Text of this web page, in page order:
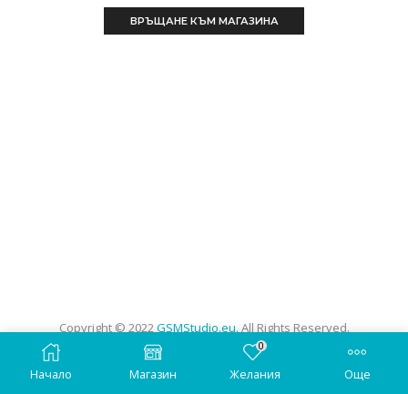
ВРЪЩАНЕ КЪМ МАГАЗИНА
Copyright © 2022GSMStudio.eu. All Rights Reserved.
Начало Магазин
0
Желания Още